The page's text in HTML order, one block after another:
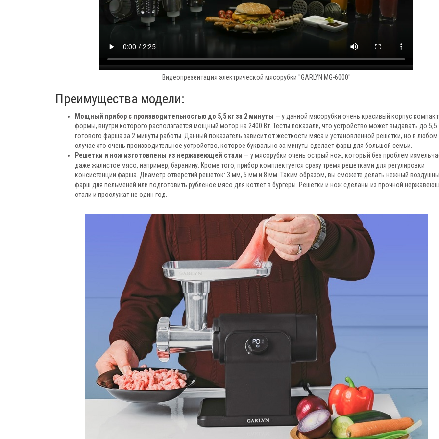
Видеопрезентация электрической мясорубки "GARLYN MG-6000"
Преимущества модели:
Мощный прибор с производительностью до 5,5 кг за 2 минуты — у данной мясорубки очень красивый корпус
формы, внутри которого располагается мощный мотор на 2400 Вт. Тесты показали, что устройство может выдавать до 5,5
готового фарша за 2 минуты работы. Данный показатель зависит от жесткости мяса и установленной решетки, но в любом
случае это очень производительное устройство, которое буквально за минуты сделает фарш для большой семьи.
Решетки и нож изготовлены из нержавеющей стали — у мясорубки очень острый нож, который без проблем
даже жилистое мясо, например, баранину. Кроме того, прибор комплектуется сразу тремя решетками для регулировки
консистенции фарша. Диаметр отверстий решеток: 3 мм, 5 мм и 8 мм. Таким образом, вы сможете делать нежный
фарш для пельменей или подготовить рубленое мясо для котлет в бургеры. Решетки и нож сделаны из прочной
стали и прослужат не один год.